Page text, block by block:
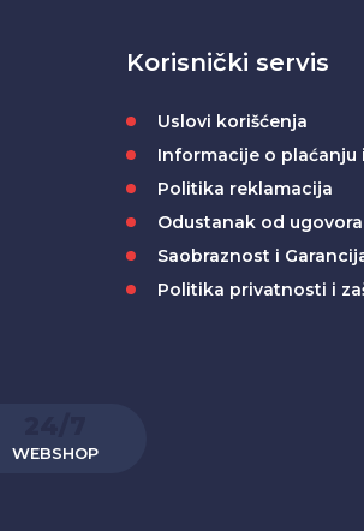
Korisnički servis
Uslovi korišćenja
Informacije o plaćanju
Politika reklamacija
Odustanak od ugovora
Saobraznost i
Politika privatnosti i
WEBSHOP